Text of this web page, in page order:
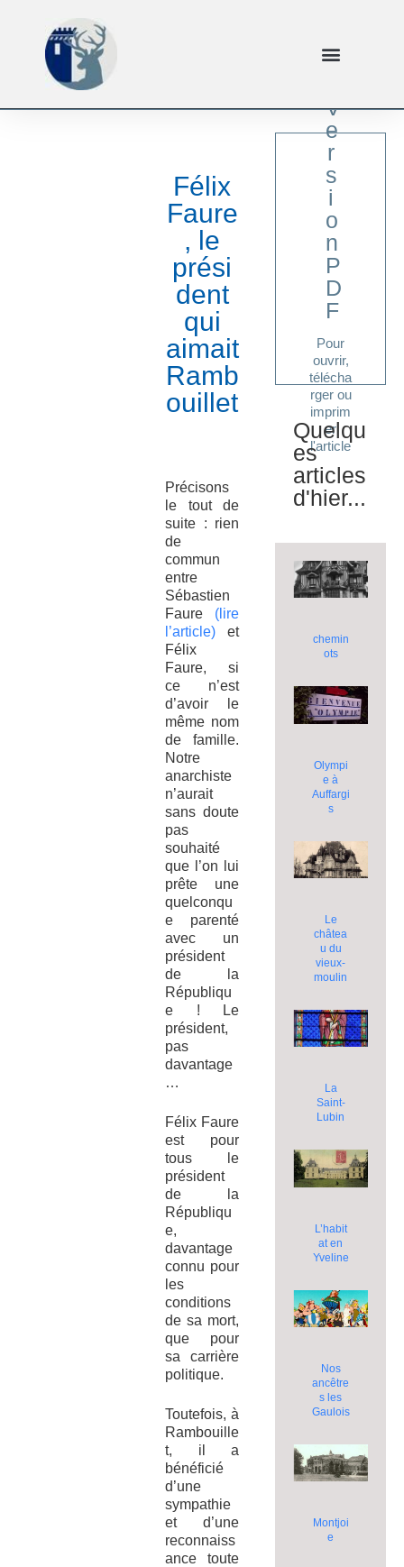
Félix
Faure
, le
prési
dent
qui
aimait
Ramb
ouillet
Précisons
le tout de
suite : rien
de
commun
entre
Sébastien
Faure (lire
l’article)et
Félix
Faure, si
ce n’est
d’avoir le
même nom
de famille.
Notre
anarchiste
n’aurait
sans doute
pas
souhaité
que l’on lui
prête une
quelconqu
e parenté
avec un
président
de la
Républiqu
e ! Le
président,
pas
davantage
…
Félix Faure
est pour
tous le
président
de la
Républiqu
e,
davantage
connu pour
les
conditions
de sa mort,
que pour
sa carrière
politique.
Toutefois, à
Rambouille
t, il a
bénéficié
d’une
sympathie
et d’une
reconnaiss
ance toute
V
e
r
s
i
o
n
P
D
F
Pour
ouvrir,
télécha
rger ou
imprim
er
l'article
Cliquer
Quelqu
es
articles
d'hier...
chemin
ots
Olympi
e à
Auffargi
s
Le
châtea
u du
vieux-
moulin
La
Saint-
Lubin
L’habit
at en
Yveline
Nos
ancêtre
s les
Gaulois
Montjoi
e